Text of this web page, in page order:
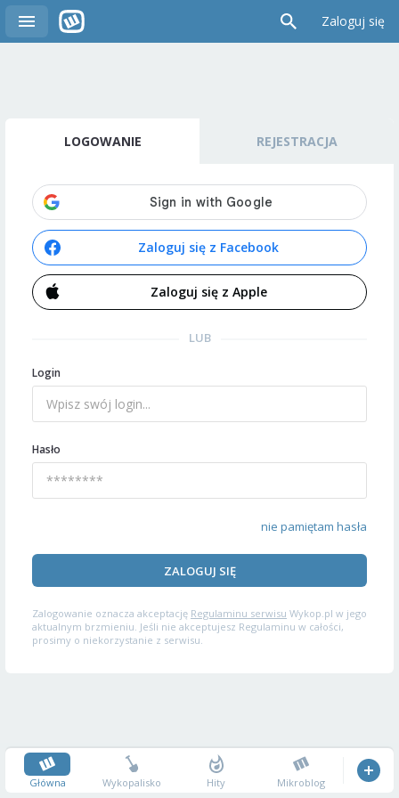
Zaloguj się
LOGOWANIE REJESTRACJA
Zaloguj się z Facebook
Zaloguj się z Apple
LUB
Login
Hasło
nie pamiętam hasła
ZALOGUJ SIĘ
Zalogowanie oznacza akceptację Regulaminu serwisu Wykop.pl w jego
aktualnym brzmieniu. Jeśli nie akceptujesz Regulaminu w całości,
prosimy o niekorzystanie z serwisu.
Główna Wykopalisko Hity Mikroblog